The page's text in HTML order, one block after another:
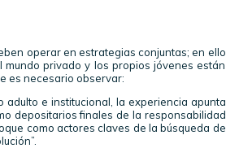
operar en estrategias conjuntas; en ello
privado y los propios jóvenes están
es necesario observar:
adulto e institucional, la experiencia apunta
depositarios finales de la responsabilidad
como actores claves de la búsqueda de